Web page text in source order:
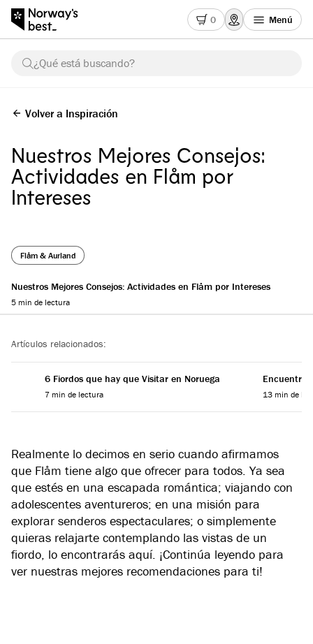
0 Menú
¿Qué está buscando?
Volver a Inspiración
Nuestros Mejores Consejos:
Actividades en Flåm por
Intereses
Flåm & Aurland
Nuestros Mejores Consejos: Actividades en Flåm por Intereses
5 min de lectura
Artículos relacionados:
6 Fiordos que hay que Visitar en Noruega
7 min de lectura
Encuentra
13 min de
Realmente lo decimos en serio cuando afirmamos
que Flåm tiene algo que ofrecer para todos. Ya sea
que estés en una escapada romántica; viajando con
adolescentes aventureros; en una misión para
explorar senderos espectaculares; o simplemente
quieras relajarte contemplando las vistas de un
fiordo, lo encontrarás aquí. ¡Continúa leyendo para
ver nuestras mejores recomendaciones para ti!